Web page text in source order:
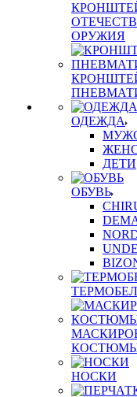
ОРУЖИЯ
ОДЕЖДА
ДЕТИ
ОБУВЬ
НОСКИ